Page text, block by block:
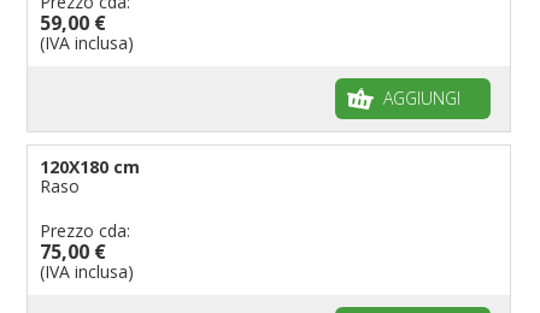
59,00 €
(IVA inclusa)
AGGIUNGI
120X180 cm
Raso
Prezzo cda:
75,00 €
(IVA inclusa)